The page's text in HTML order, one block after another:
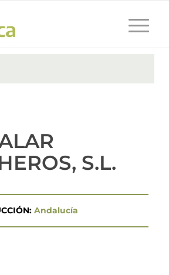
S.L.
Andalucía